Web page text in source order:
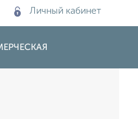
Личный кабинет